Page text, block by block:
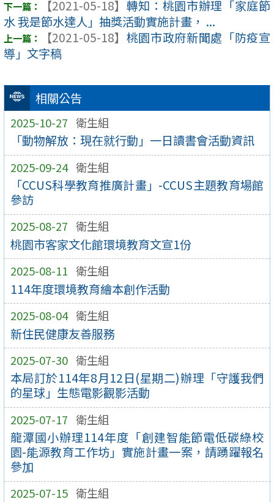
相關公告
2025-10-27 衛生組
「動物解放：現在就行動」一日讀書會活動資訊
2025-09-24 衛生組
「CCUS科學教育推廣計畫」-CCUS主題教育場館
參訪
2025-08-27 衛生組
桃園市客家文化館環境教育文宣1份
2025-08-11 衛生組
114年度環境教育繪本創作活動
2025-08-04 衛生組
新住民健康友善服務
2025-07-30 衛生組
本局訂於114年8月12日(星期二)辦理「守護我們
的星球」生態電影觀影活動
2025-07-17 衛生組
龍潭國小辦理114年度「創建智能節電低碳綠校
園-能源教育工作坊」實施計畫一案，請踴躍報名
參加
2025-07-15 衛生組
【2021-05-18】 轉知：桃園市辦理「家庭節
水 我是節水達人」抽獎活動實施計畫， ...
【2021-05-18】 桃園市政府新聞處「防疫宣
導」文字稿